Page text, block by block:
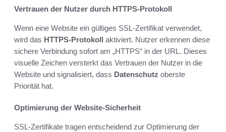
Vertrauen der Nutzer durch HTTPS-Protokoll
Wenn eine Website ein gültiges SSL-Zertifikat verwendet,
wird das HTTPS-Protokoll aktiviert. Nutzer erkennen diese
sichere Verbindung sofort am „HTTPS“ in der URL. Dieses
visuelle Zeichen versterkt das Vertrauen der Nutzer in die
Website und signalisiert, dass Datenschutz oberste
Priorität hat.
Optimierung der Website-Sicherheit
SSL-Zertifikate tragen entscheidend zur Optimierung der